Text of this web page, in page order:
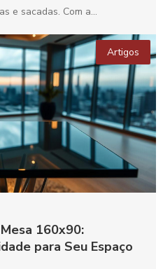
e sacadas. Com a...
Artigos
160x90:
para Seu Espaço